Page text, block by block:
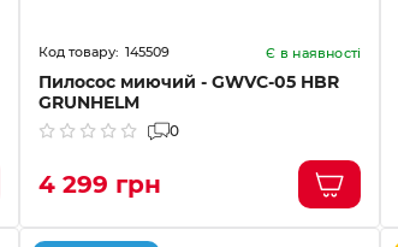
145509 Є в наявності
Пилосос миючий - GWVC-05 HBR
GRUNHELM
0
4 299 грн